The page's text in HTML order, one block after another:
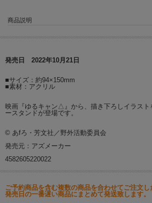
商品説明
発売日 2022年10月21日
■サイズ：約94×150mm
■素材：アクリル
映画『ゆるキャン△』から、描き下ろしイラスト
ースタンドが登場です。
© あfろ・芳文社／野外活動委員会
発売元：アズメーカー
4582605220022
ご予約商品を含む複数の商品を合わせてご注文し
発売日の一番遅い商品にまとめて発送致します。